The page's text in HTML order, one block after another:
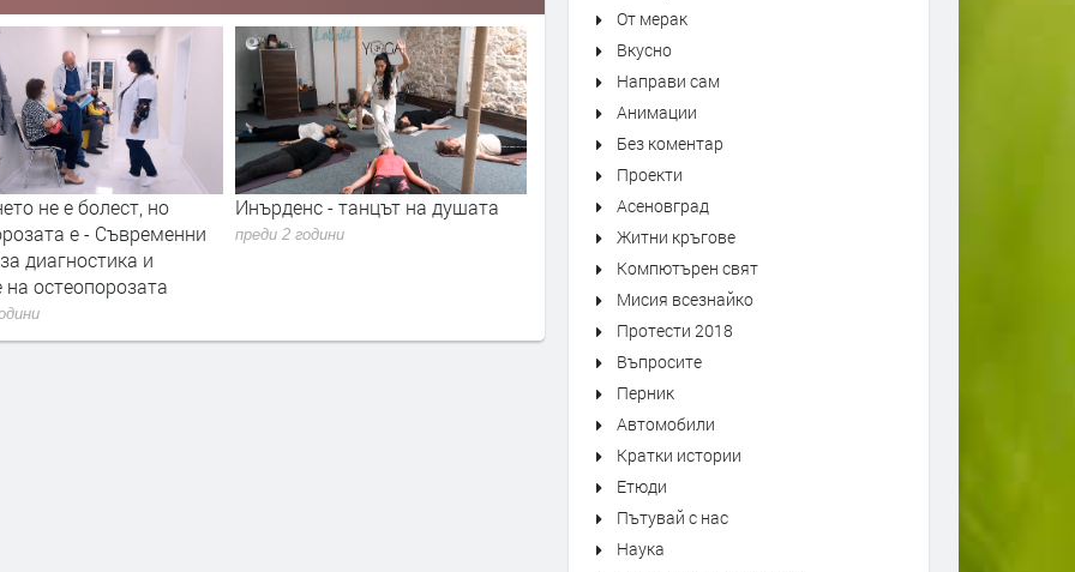
- танцът на душата Гуен Стефани - True Babe
преди 3 години
Лечение с цветните есенции на
Бах и неговия последовател
Дийтмар Кремер
От мерак
Вкусно
Направи сам
Анимации
Без коментар
Проекти
Асеновград
Житни кръгове
Компютърен свят
Мисия всезнайко
Протести 2018
Въпросите
Перник
Автомобили
Кратки истории
Етюди
Пътувай с нас
Наука